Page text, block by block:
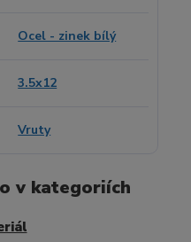
Ocel - zinek bílý
3.5x12
Vruty
v kategoriích